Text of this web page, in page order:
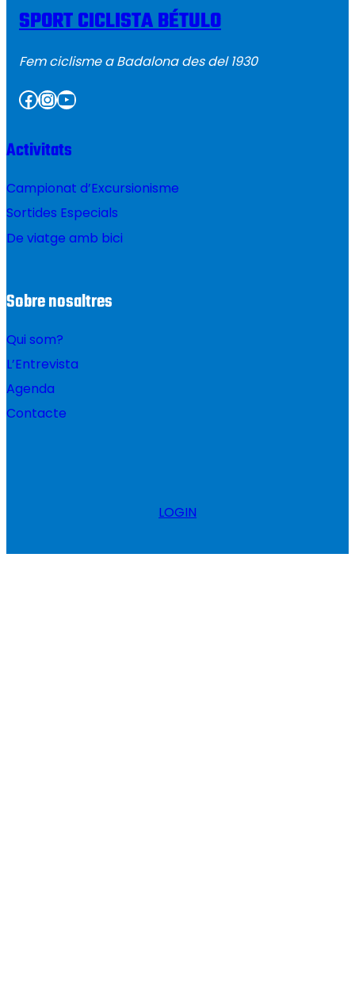
SPORT CICLISTA BÉTULO
Fem ciclisme a Badalona des del 1930
Facebook InstagramYouTube
Activitats
Campionat d’Excursionisme
Sortides Especials
De viatge amb bici
Sobre nosaltres
Qui som?
L’Entrevista
Agenda
Contacte
LOGIN